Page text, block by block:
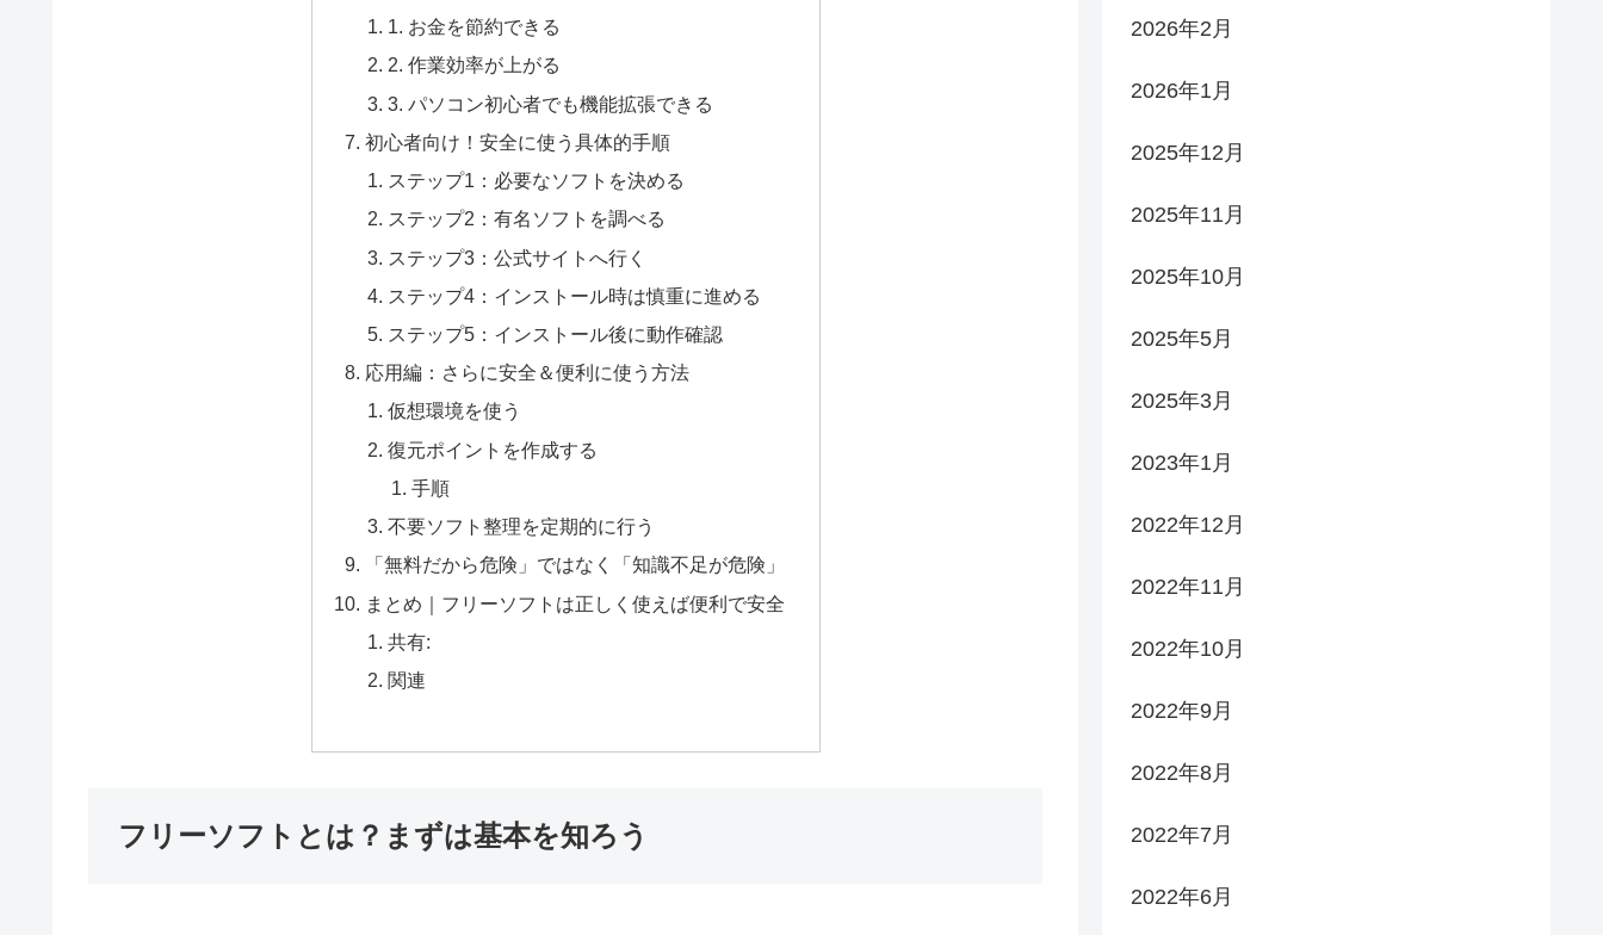
1. お金を節約できる
2. 作業効率が上がる
3. パソコン初心者でも機能拡張できる
初心者向け！安全に使う具体的手順
ステップ1：必要なソフトを決める
ステップ2：有名ソフトを調べる
ステップ3：公式サイトへ行く
ステップ4：インストール時は慎重に進める
ステップ5：インストール後に動作確認
応用編：さらに安全＆便利に使う方法
仮想環境を使う
復元ポイントを作成する
手順
不要ソフト整理を定期的に行う
「無料だから危険」ではなく「知識不足が危険」
まとめ｜フリーソフトは正しく使えば便利で安全
共有:
関連
フリーソフトとは？まずは基本を知ろう
2026年2月
2026年1月
2025年12月
2025年11月
2025年10月
2025年5月
2025年3月
2023年1月
2022年12月
2022年11月
2022年10月
2022年9月
2022年8月
2022年7月
2022年6月